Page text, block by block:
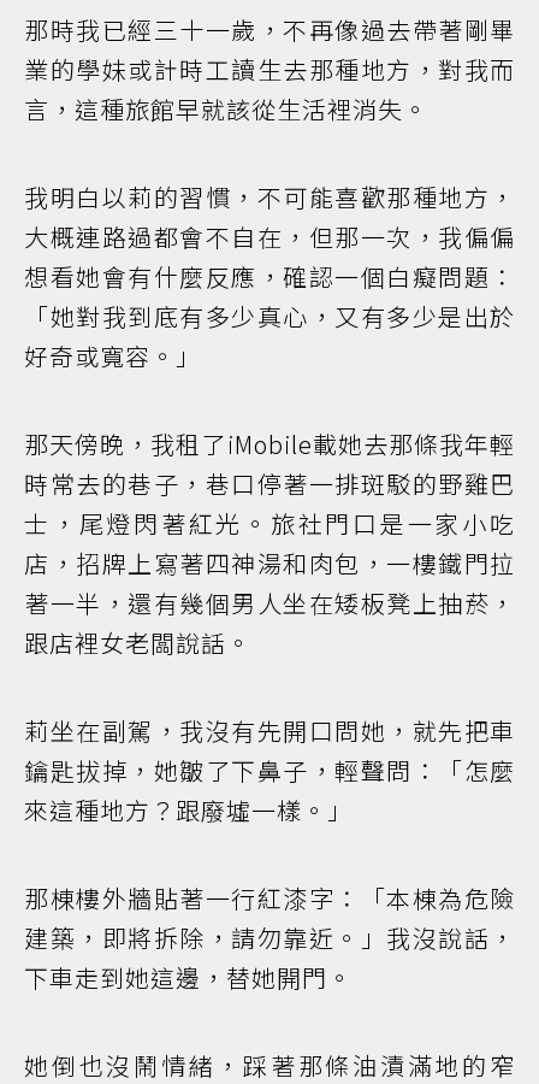
那時我已經三十一歲，不再像過去帶著剛畢
業的學妹或計時工讀生去那種地方，對我而
言，這種旅館早就該從生活裡消失。
我明白以莉的習慣，不可能喜歡那種地方，
大概連路過都會不自在，但那一次，我偏偏
想看她會有什麼反應，確認一個白癡問題：
「她對我到底有多少真心，又有多少是出於
好奇或寬容。」
那天傍晚，我租了iMobile載她去那條我年輕
時常去的巷子，巷口停著一排斑駁的野雞巴
士，尾燈閃著紅光。旅社門口是一家小吃
店，招牌上寫著四神湯和肉包，一樓鐵門拉
著一半，還有幾個男人坐在矮板凳上抽菸，
跟店裡女老闆說話。
莉坐在副駕，我沒有先開口問她，就先把車
鑰匙拔掉，她皺了下鼻子，輕聲問：「怎麼
來這種地方？跟廢墟一樣。」
那棟樓外牆貼著一行紅漆字：「本棟為危險
建築，即將拆除，請勿靠近。」我沒說話，
下車走到她這邊，替她開門。
她倒也沒鬧情緒，踩著那條油漬滿地的窄